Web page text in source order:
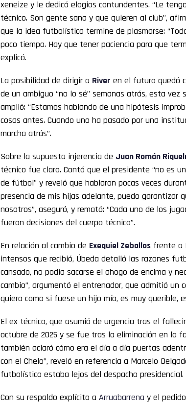
xeneize y le dedicó elogios contundentes. “Le
técnico. Son gente sana y que quieren al club”,
que la idea futbolística termine de plasmarse:
poco tiempo. Hay que tener paciencia para que
explicó.
La posibilidad de dirigir a River en el futuro quedó
de un ambiguo “no lo sé” semanas atrás, esta vez
amplió: “Estamos hablando de una hipótesis
cosas antes. Cuando uno ha pasado por una
marcha atrás”.
Sobre la supuesta injerencia de Juan Román
técnico fue claro. Contó que el presidente “no es
de fútbol” y reveló que hablaron pocas veces
presencia de mis hijas adelante, puedo garantizar
nosotros”, aseguró, y remató: “Cada uno de los
fueron decisiones del cuerpo técnico”.
En relación al cambio de Exequiel Zeballos frente a
intensos que recibió, Úbeda detalló las razones
cansado, no podía sacarse el ahogo de encima y
cambio”, argumentó el entrenador, que admitió un
quiero como si fuese un hijo mío, es muy querible,
El ex técnico, que asumió de urgencia tras el
octubre de 2025 y se fue tras la eliminación en la
también aclaró cómo era el día a día puertas
con el Chelo”, reveló en referencia a Marcelo
futbolístico estaba lejos del despacho presidencial.
Con su respaldo explícito a Arruabarrena y el